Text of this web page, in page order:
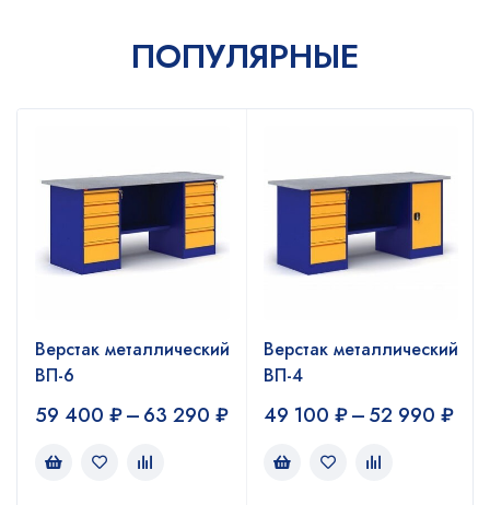
ПОПУЛЯРНЫЕ
Верстак металлический
ВП-6
59 400 ₽–63 290 ₽
Верстак металлический
ВП-4
49 100 ₽–52 990 ₽